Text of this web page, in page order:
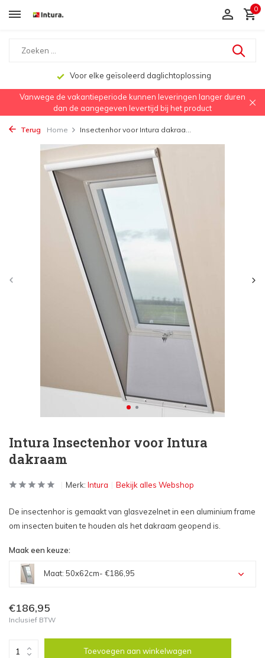
0
Voor elke geïsoleerd daglichtoplossing
Vanwege de vakantieperiode kunnen leveringen langer duren
dan de aangegeven levertijd bij het product
Terug Home Insectenhor voor Intura dakraa...
Intura Insectenhor voor Intura
dakraam
Merk: Intura Bekijk alles Webshop
De insectenhor is gemaakt van glasvezelnet in een aluminium frame
om insecten buiten te houden als het dakraam geopend is.
Maak een keuze:
Maat: 50x62cm- €186,95
€186,95
Inclusief BTW
Toevoegen aan winkelwagen